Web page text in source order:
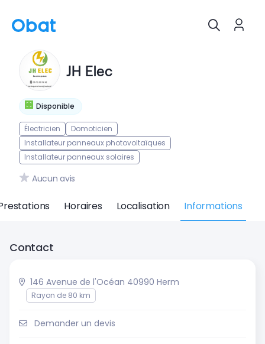
Disponible
JH Elec
Électricien
Domoticien
Installateur panneaux photovoltaïques
Installateur panneaux solaires
Aucun avis
Horaires Localisation Informations
Contact
146 Avenue de l'Océan 40990 Herm
Rayon de 80 km
Demander un devis